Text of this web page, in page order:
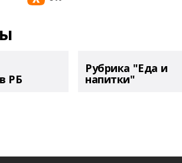
РБ
Рубрика "Еда и
напитки"